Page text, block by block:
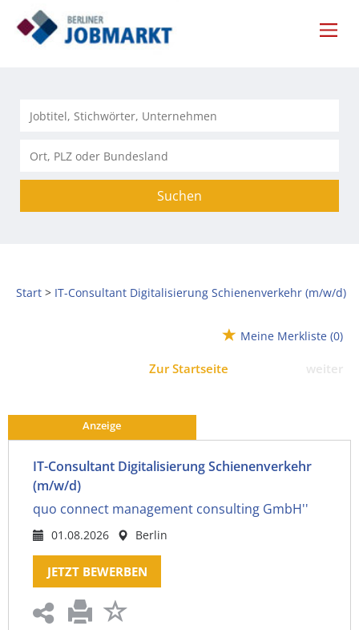
Suchen
Start IT-Consultant Digitalisierung Schienenverkehr (m/w/d)
Meine Merkliste (0)
Zur Startseite weiter
Anzeige
IT-Consultant Digitalisierung Schienenverkehr
(m/w/d)
quo connect management consulting GmbH''
01.08.2026 Berlin
JETZT BEWERBEN